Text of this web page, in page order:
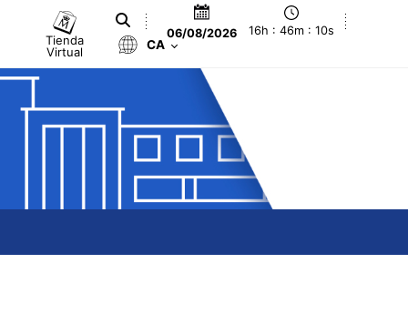
Tienda
Virtual
06/08/2026 16h : 46m : 11s
CA